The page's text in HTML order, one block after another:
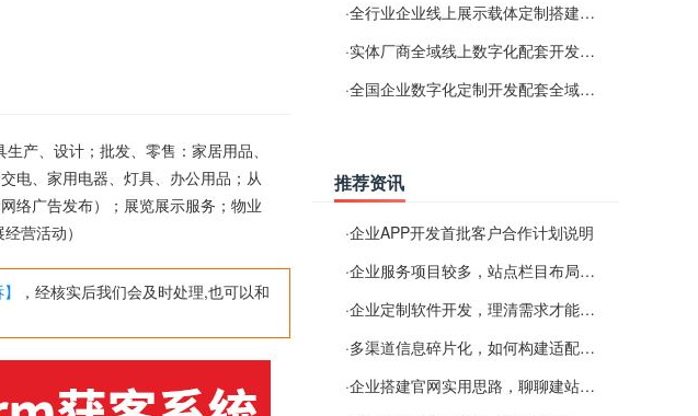
产、设计；批发、零售：家居用品、
电、家用电器、灯具、办公用品；从
络广告发布）；展览展示服务；物业
营活动）
，经核实后我们会及时处理,也可以和
·全行业企业线上展示载体定制搭建服务
·实体厂商全域线上数字化配套开发与地域检索优化服务
·全国企业数字化定制开发配套全域搜索优化服务
推荐资讯
·企业APP开发首批客户合作计划说明
·企业服务项目较多，站点栏目布局规划参考思路
·企业定制软件开发，理清需求才能提升数字化落地效率
·多渠道信息碎片化，如何构建适配 AI 检索的品牌信息源
·企业搭建官网实用思路，聊聊建站容易忽视的问题